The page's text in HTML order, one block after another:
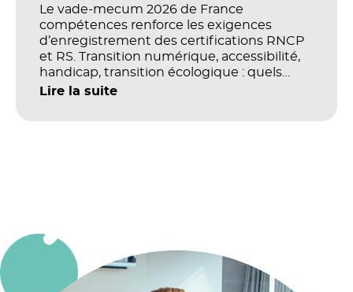
Le vade-mecum 2026 de France
compétences renforce les exigences
d’enregistrement des certifications RNCP
et RS. Transition numérique, accessibilité,
handicap, transition écologique : quels
impacts concrets pour les référentiels dans
Lire la suite